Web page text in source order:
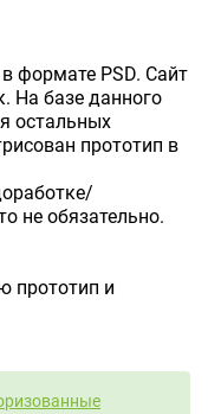
формате PSD. Сайт
На базе данного
остальных
прототип в
не обязательно.
прототип и